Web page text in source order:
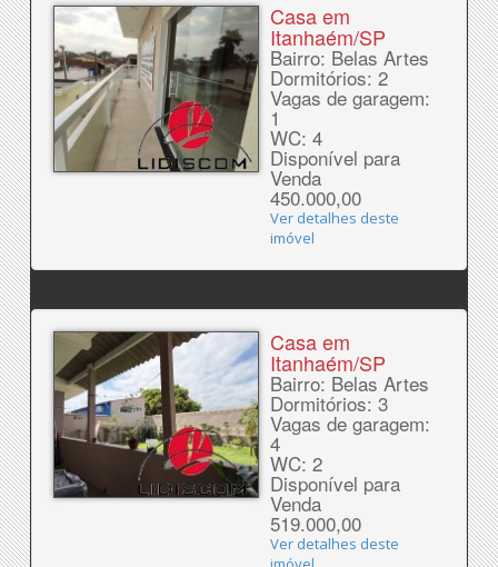
Casa em
Itanhaém/SP
Bairro: Belas Artes
Dormitórios: 2
Vagas de garagem:
1
WC: 4
Disponível para
Venda
450.000,00
Ver detalhes deste
imóvel
Casa em
Itanhaém/SP
Bairro: Belas Artes
Dormitórios: 3
Vagas de garagem:
4
WC: 2
Disponível para
Venda
519.000,00
Ver detalhes deste